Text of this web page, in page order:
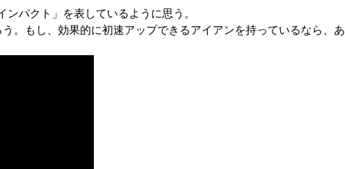
パクト」を表しているように思う。
。もし、効果的に初速アップできるアイアンを持っているなら、あ